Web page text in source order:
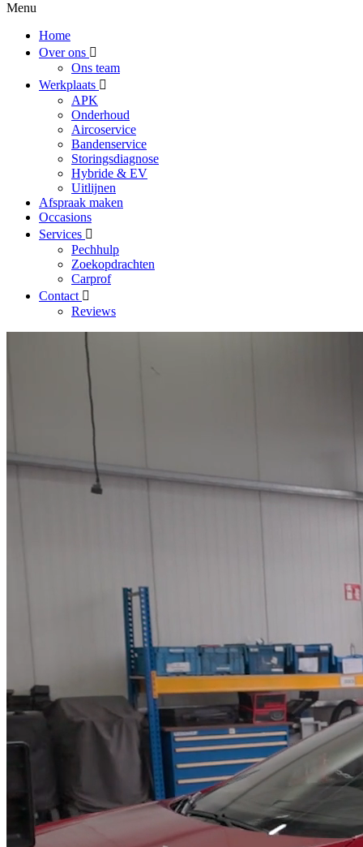
Menu
Home
Over ons
Ons team
Werkplaats
APK
Onderhoud
Aircoservice
Bandenservice
Storingsdiagnose
Hybride & EV
Uitlijnen
Afspraak maken
Occasions
Services
Pechhulp
Zoekopdrachten
Carprof
Contact
Reviews